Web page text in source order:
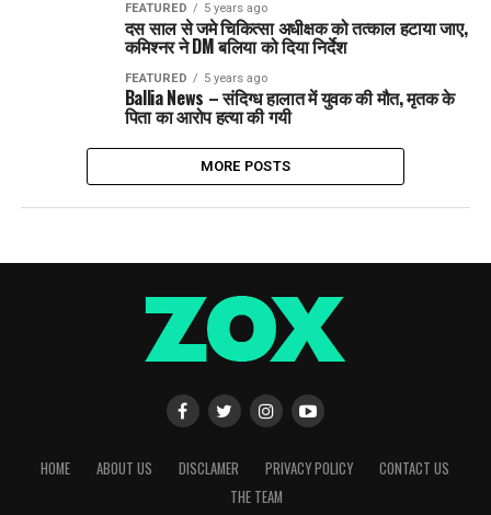
FEATURED 5 years ago
दस साल से जमे चिकित्सा अधीक्षक को तत्काल हटाया जाए,
कमिश्नर ने DM बलिया को दिया निर्देश
FEATURED 5 years ago
Ballia News – संदिग्ध हालात में युवक की मौत, मृतक के
पिता का आरोप हत्या की गयी
MORE POSTS
HOME ABOUT US DISCLAMER PRIVACY POLICY
CONTACT US
THE TEAM